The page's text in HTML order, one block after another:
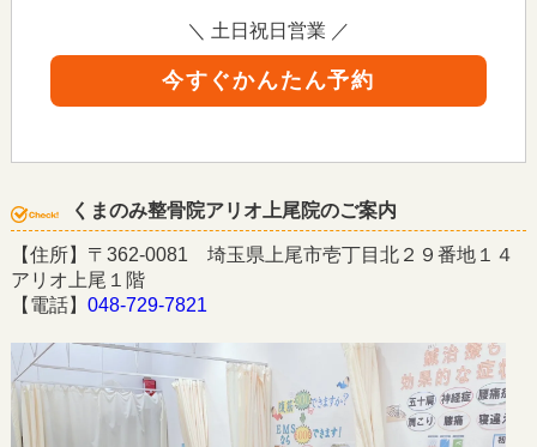
＼ 土日祝日営業 ／
今すぐかんたん予約
くまのみ整骨院アリオ上尾院のご案内
【住所】〒362-0081 埼玉県上尾市壱丁目北２９番地１４
アリオ上尾１階
【電話】 048-729-7821